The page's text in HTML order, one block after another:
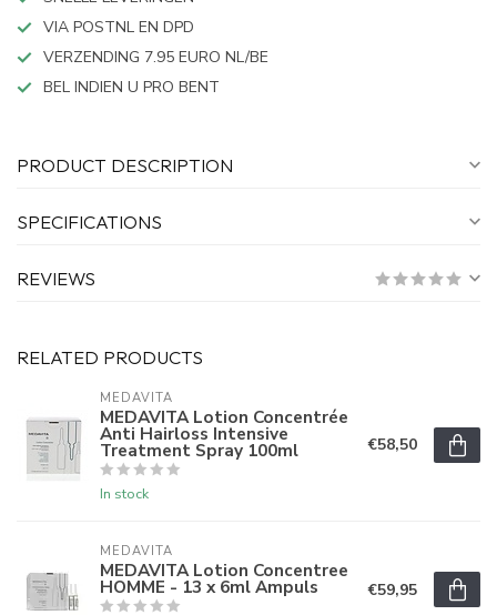
VIA POSTNL EN DPD
VERZENDING 7.95 EURO NL/BE
BEL INDIEN U PRO BENT
PRODUCT DESCRIPTION
SPECIFICATIONS
REVIEWS
RELATED PRODUCTS
MEDAVITA
MEDAVITA Lotion Concentrée
Anti Hairloss Intensive
Treatment Spray 100ml
In stock
€58,50
MEDAVITA
MEDAVITA Lotion Concentree
HOMME - 13 x 6ml Ampuls €59,95